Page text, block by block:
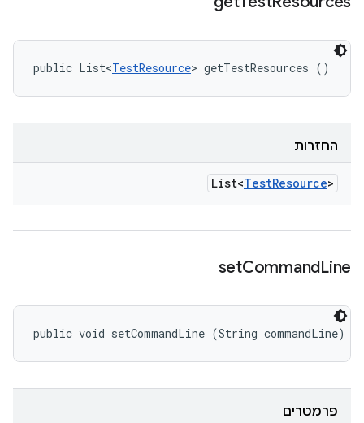
public List<TestResource> getTestResources ()
החזרות
List<TestResource>
setCommandLine
public void setCommandLine (String commandLine)
פרמטרים